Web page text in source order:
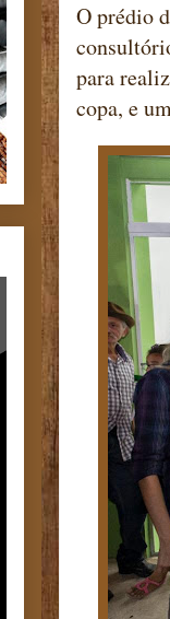
O prédio
para
copa, e